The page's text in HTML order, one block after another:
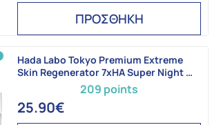
ΠΡΟΣΘΗΚΗ
209 points
Hada Labo Tokyo Premium Extreme
Skin Regenerator 7xHA Super Night …
25.90€